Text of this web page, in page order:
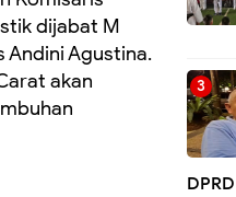
dijabat M
Andini Agustina.
akan
DPRD